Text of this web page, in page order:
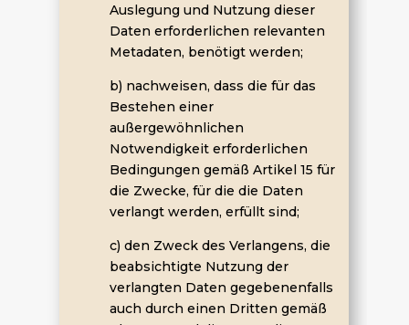
Auslegung und Nutzung dieser
Daten erforderlichen relevanten
Metadaten, benötigt werden;
b) nachweisen, dass die für das
Bestehen einer
außergewöhnlichen
Notwendigkeit erforderlichen
Bedingungen gemäß Artikel 15 für
die Zwecke, für die die Daten
verlangt werden, erfüllt sind;
c) den Zweck des Verlangens, die
beabsichtigte Nutzung der
verlangten Daten gegebenenfalls
auch durch einen Dritten gemäß